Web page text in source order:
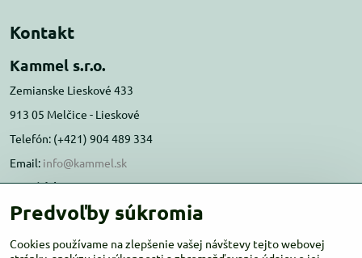
Kontakt
Kammel s.r.o.
Zemianske Lieskové 433
913 05 Melčice - Lieskové
Telefón: (+421) 904 489 334
Email: info@kammel.sk
Prevádzka:
Administratívna budova PD Melčice
Predvoľby súkromia
Cookies používame na zlepšenie vašej návštevy tejto webovej